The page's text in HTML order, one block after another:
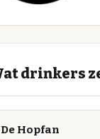
drinkers
De Hopfan